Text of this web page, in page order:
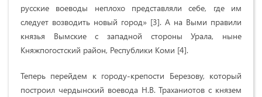
русские воеводы неплохо представляли себе, где им
следует возводить новый город» [3]. А на Выми правили
князья Вымские с западной стороны Урала, ныне
Княжпогостский район, Республики Коми [4].
Теперь перейдем к городу-крепости Березову, который
построил чердынский воевода Н.В. Траханиотов с князем